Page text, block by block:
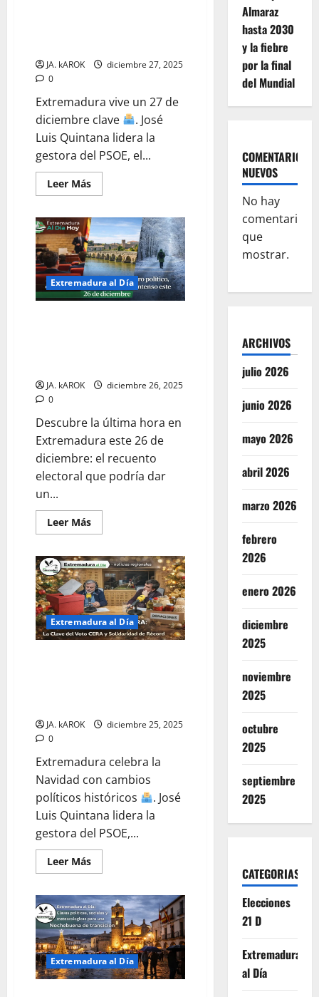
San
Silvestre
JA. kAROK
diciembre 27, 2025
0
Extremadura vive un 27 de
diciembre clave
. José
Luis Quintana lidera la
gestora del PSOE, el...
Leer MásLeer
más
EXTREMADURA
TRAS
LA
NAVIDAD:
Crisis
en
el
PSOE,
Alerta
María
Guardiola
Extremadura al Día
JA. kAROK
diciembre 26, 2025
0
Descubre la última hora en
Extremadura este 26 de
diciembre: el recuento
electoral que podría dar
un...
Leer MásLeer
más
Actualidad
en
Extremadura:
Giro
político,
éxito
turístico
y
alerta
Extremadura al Día
JA. kAROK
diciembre 25, 2025
0
Extremadura celebra la
Navidad con cambios
políticos históricos
. José
Luis Quintana lidera la
gestora del PSOE,...
Leer MásLeer
más
NAVIDAD
EN
EXTREMADURA:
Nueva
Gestora
en
el
PSOE,
la
Extremadura al Día
Almaraz
hasta 2030
y la fiebre
por la final
del Mundial
COMENTARIOS
NUEVOS
No hay
comentarios
que
mostrar.
ARCHIVOS
julio 2026
junio 2026
mayo 2026
abril 2026
marzo 2026
febrero
2026
enero 2026
diciembre
2025
noviembre
2025
octubre
2025
septiembre
2025
CATEGORIAS
Elecciones
21 D
Extremadura
al Día